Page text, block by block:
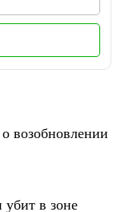
возобновлении
убит в зоне